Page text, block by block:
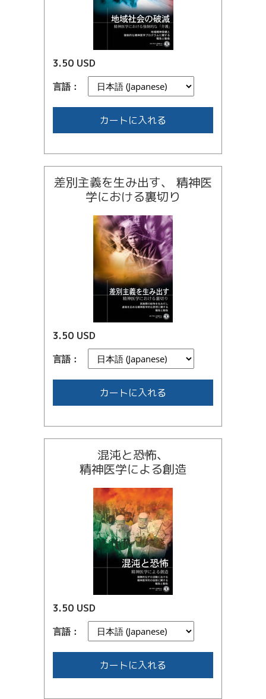
3.50 USD
言語：
カートに入れる
差別主義を生み出す、 精神医
学における裏切り
3.50 USD
言語：
カートに入れる
混沌と恐怖、
精神医学による創造
3.50 USD
言語：
カートに入れる